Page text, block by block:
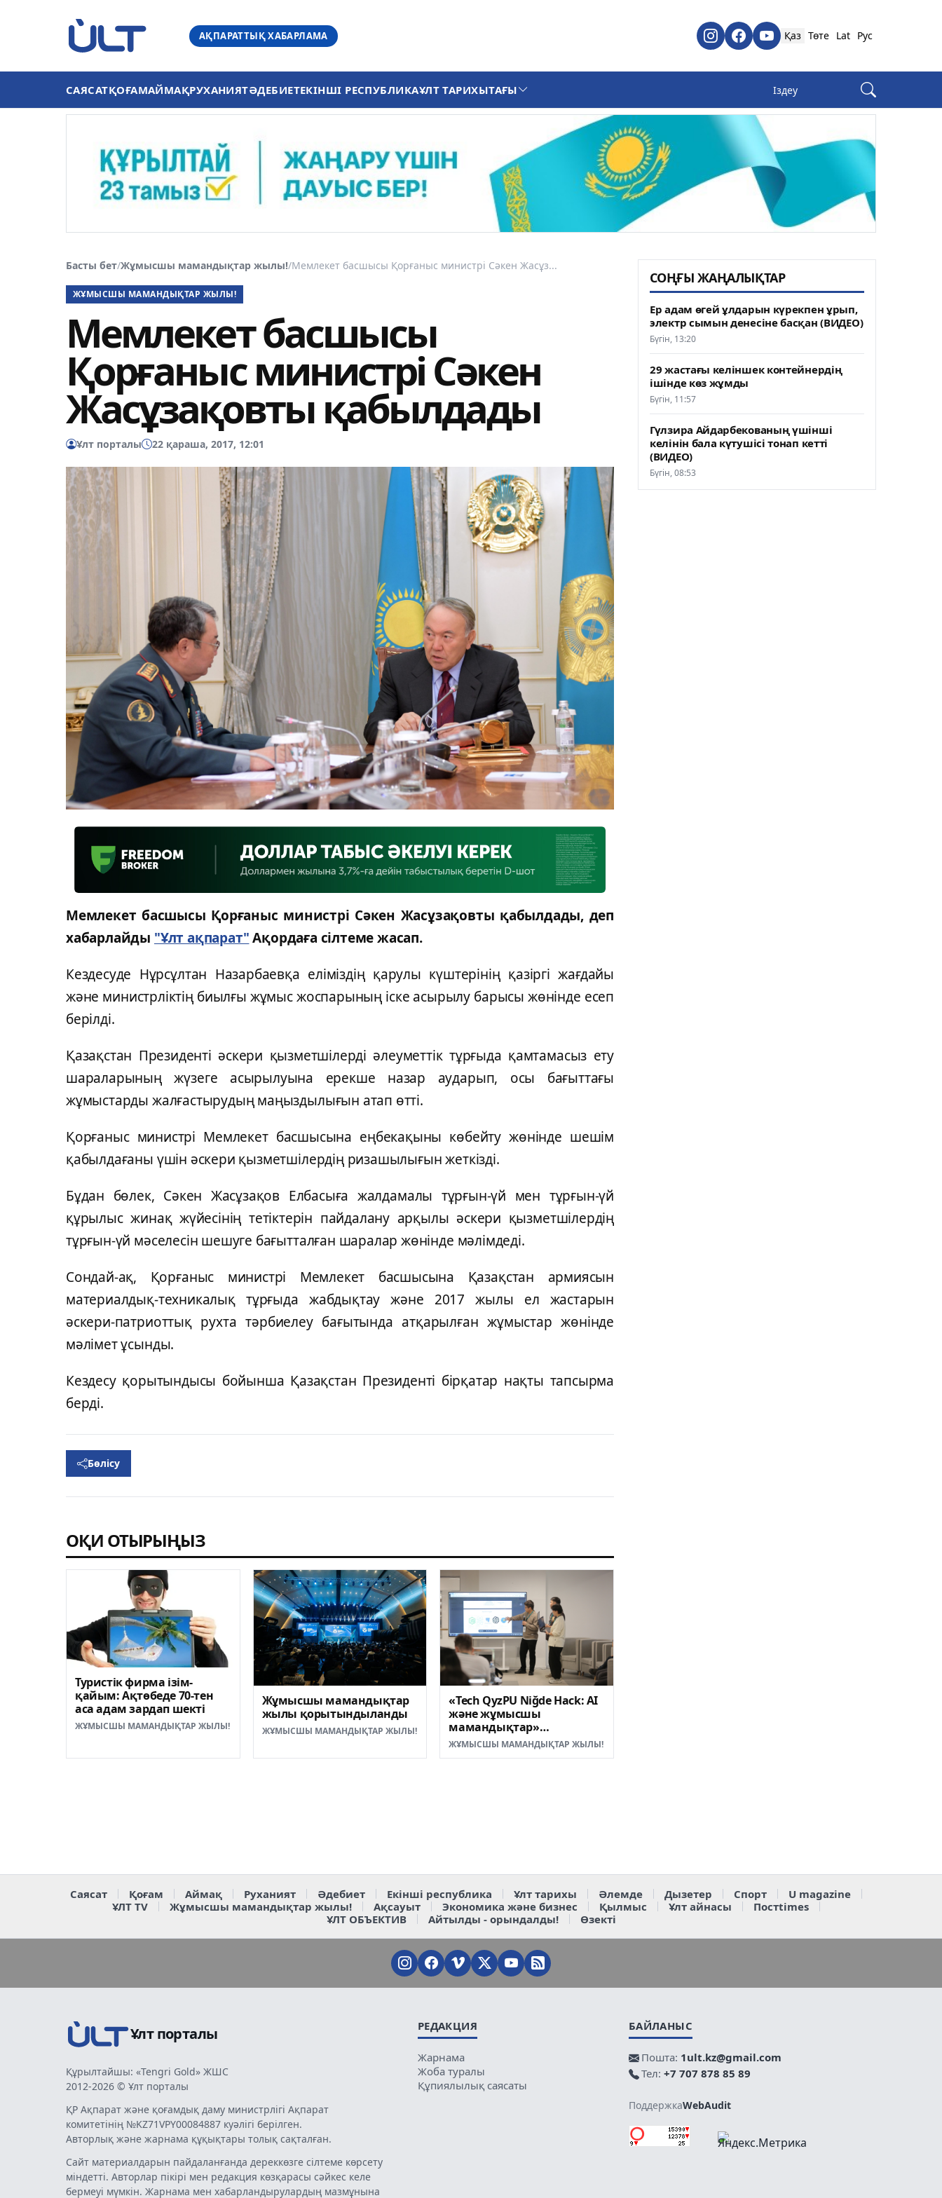
АҚПАРАТТЫҚ ХАБАРЛАМА Қаз Төте Lat Рус
САЯСАТҚОҒАМАЙМАҚРУХАНИЯТӘДЕБИЕТЕКІНШІ РЕСПУБЛИКАҰЛТ ТАРИХЫТАҒЫ
Басты бет/Жұмысшы мамандықтар жылы!/Мемлекет басшысы Қорғаныс министрі Сәкен Жасұз...
ЖҰМЫСШЫ МАМАНДЫҚТАР ЖЫЛЫ!
Мемлекет басшысы
Қорғаныс министрі Сәкен
Жасұзақовты қабылдады
Ұлт порталы 22 қараша, 2017, 12:01
Мемлекет басшысы Қорғаныс министрі Сәкен Жасұзақовты қабылдады, деп
хабарлайды "Ұлт ақпарат"Ақордаға сілтеме жасап.
Кездесуде Нұрсұлтан Назарбаевқа еліміздің қарулы күштерінің қазіргі жағдайы
және министрліктің биылғы жұмыс жоспарының іске асырылу барысы жөнінде есеп
берілді.
Қазақстан Президенті әскери қызметшілерді әлеуметтік тұрғыда қамтамасыз ету
шараларының жүзеге асырылуына ерекше назар аударып, осы бағыттағы
жұмыстарды жалғастырудың маңыздылығын атап өтті.
Қорғаныс министрі Мемлекет басшысына еңбекақыны көбейту жөнінде шешім
қабылдағаны үшін әскери қызметшілердің ризашылығын жеткізді.
Бұдан бөлек, Сәкен Жасұзақов Елбасыға жалдамалы тұрғын-үй мен тұрғын-үй
құрылыс жинақ жүйесінің тетіктерін пайдалану арқылы әскери қызметшілердің
тұрғын-үй мәселесін шешуге бағытталған шаралар жөнінде мәлімдеді.
Сондай-ақ, Қорғаныс министрі Мемлекет басшысына Қазақстан армиясын
материалдық-техникалық тұрғыда жабдықтау және 2017 жылы ел жастарын
әскери-патриоттық рухта тәрбиелеу бағытында атқарылған жұмыстар жөнінде
мәлімет ұсынды.
Кездесу қорытындысы бойынша Қазақстан Президенті бірқатар нақты тапсырма
берді.
Бөлісу
ОҚИ ОТЫРЫҢЫЗ
Туристік фирма ізім-
қайым: Ақтөбеде 70-тен
аса адам зардап шекті
ЖҰМЫСШЫ МАМАНДЫҚТАР ЖЫЛЫ!
Жұмысшы мамандықтар
жылы қорытындыланды
ЖҰМЫСШЫ МАМАНДЫҚТАР ЖЫЛЫ!
«Tech QyzPU Niğde Hack: AI
және жұмысшы
мамандықтар»
халықаралық хакатон
жеңімпаздары
ЖҰМЫСШЫ МАМАНДЫҚТАР ЖЫЛЫ!
СОҢҒЫ ЖАҢАЛЫҚТАР
Ер адам өгей ұлдарын күрекпен ұрып,
электр сымын денесіне басқан (ВИДЕО)
Бүгін, 13:20
29 жастағы келіншек контейнердің
ішінде көз жұмды
Бүгін, 11:57
Гүлзира Айдарбекованың үшінші
келінін бала күтушісі тонап кетті
(ВИДЕО)
Бүгін, 08:53
Саясат Қоғам Аймақ Руханият Әдебиет Екінші республика Ұлт тарихы Әлемде Дызетер Спорт
U magazine
ҰЛТ TV
Жұмысшы мамандықтар жылы! Ақсауыт Экономика және бизнес Қылмыс Ұлт айнасы
Постtimes
ҰЛТ ОБЪЕКТИВ
Айтылды - орындалды! Өзекті
Ұлт порталы
Құрылтайшы: «Tengri Gold» ЖШС
2012-2026 © Ұлт порталы
ҚР Ақпарат және қоғамдық даму министрлігі Ақпарат
комитетінің №KZ71VPY00084887 куәлігі берілген.
Авторлық және жарнама құқықтары толық сақталған.
Сайт материалдарын пайдаланғанда дереккөзге сілтеме көрсету
міндетті. Авторлар пікірі мен редакция көзқарасы сәйкес келе
бермеуі мүмкін. Жарнама мен хабарландырулардың мазмұнына
РЕДАКЦИЯ
Жарнама
Жоба туралы
Құпиялылық саясаты
БАЙЛАНЫС
Пошта: 1ult.kz@gmail.com
Тел: +7 707 878 85 89
ПоддержкаWebAudit